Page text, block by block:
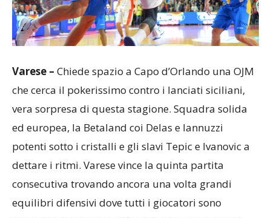
Varese – Chiede spazio a Capo d’Orlando una OJM
che cerca il pokerissimo contro i lanciati siciliani,
vera sorpresa di questa stagione. Squadra solida
ed europea, la Betaland coi Delas e Iannuzzi
potenti sotto i cristalli e gli slavi Tepic e Ivanovic a
dettare i ritmi. Varese vince la quinta partita
consecutiva trovando ancora una volta grandi
equilibri difensivi dove tutti i giocatori sono